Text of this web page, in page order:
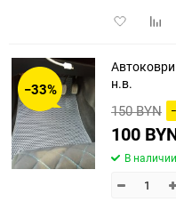
Добавить
−33%
н.в.
150 BYN
100
В наличии